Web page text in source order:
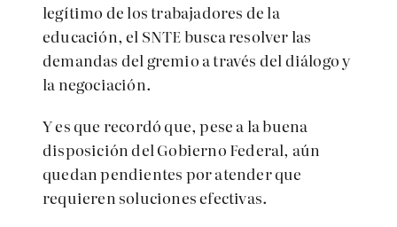
legítimo de los trabajadores de la
educación, el SNTE busca resolver las
demandas del gremio a través del diálogo y
la negociación.
Y es que recordó que, pese a la buena
disposición del Gobierno Federal, aún
quedan pendientes por atender que
requieren soluciones efectivas.